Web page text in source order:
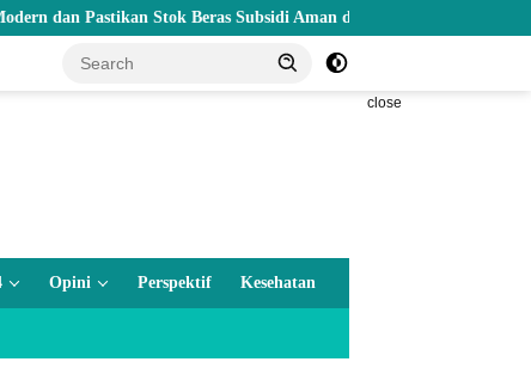
Stok Beras Subsidi Aman di Tengah Musim Kemarau
close
Opini Perspektif Kesehatan